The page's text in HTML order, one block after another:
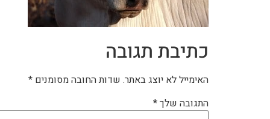
כתיבת תגובה
האימייל לא יוצג באתר. שדות החובה מסומנים *
התגובה שלך*